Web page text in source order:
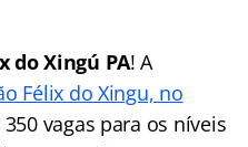
do Xingú PA! A
Félix do Xingu, no
vagas para os níveis